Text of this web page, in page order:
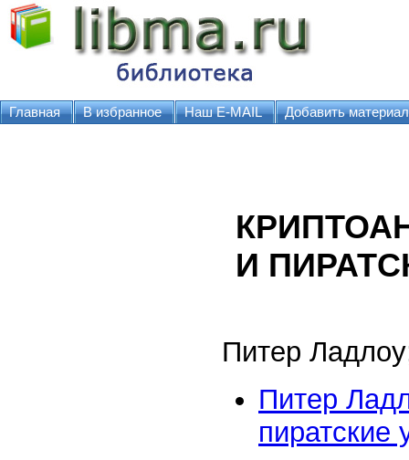
Главная В избранное Наш E-MAIL Добавить материал
И
Питер
Питер
пиратские